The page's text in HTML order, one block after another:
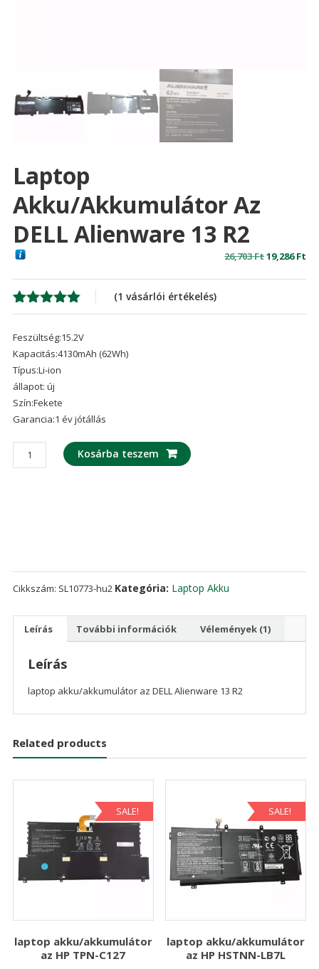
Laptop
Akku/akkumulátor Az
DELL Alienware 13 R2
26,703FtOriginal
19,286Ft
Értékelés
ből,
1
értékelés
alapján
(1 vásárlói értékelés)
Feszültség:15.2V
Kapacitás:4130mAh (62Wh)
Típus:Li-ion
állapot: új
Szín:Fekete
Garancia:1 év jótállás
laptop
akku/akkumulátor
Kosárba teszem
Cikkszám: SL10773-hu2 Kategória: Laptop Akku
Leírás További információk Vélemények (1)
Leírás
laptop akku/akkumulátor az DELL Alienware 13 R2
Related products
SALE!
laptop akku/akkumulátor
az HP TPN-C127
SALE!
laptop akku/akkumulátor
az HP HSTNN-LB7L